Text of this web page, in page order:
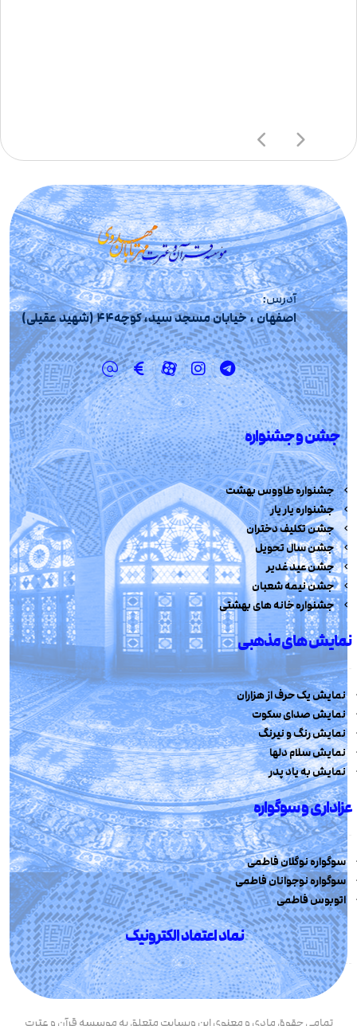
آدرس:
اصفهان ، خیابان مسجد سید، کوچه44 (شهید عقیلی)
جشن و جشنواره
جشنواره طاووس بهشت
جشنواره یار یار
جشن تکلیف دختران
جشن سال تحویل
جشن عید غدیر
جشن نیمه شعبان
جشنواره خانه های بهشتی
نمایش های مذهبی
نمایش یک حرف از هزاران
نمایش صدای سکوت
نمایش رنگ و نیرنگ
نمایش سلام دلها
نمایش به یاد پدر
عزاداری و سوگواره
سوگواره نوگلان فاطمی
سوگواره نوجوانان فاطمی
اتوبوس فاطمی
نماد اعتماد الکترونیک
تمامی حقوق مادی و معنوی این وبسایت متعلق به موسسه قرآن و عترت